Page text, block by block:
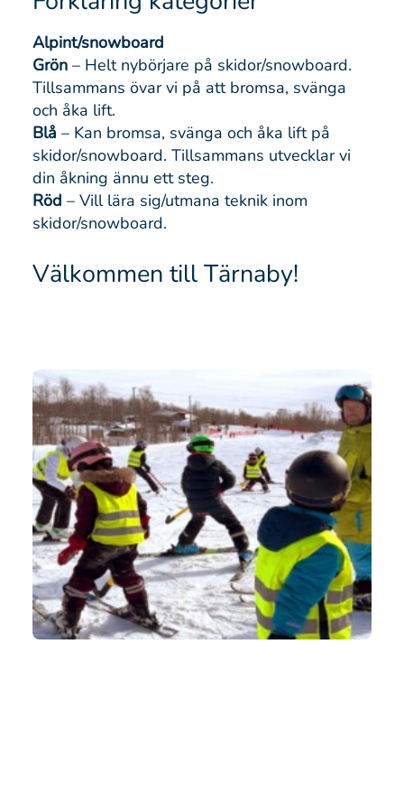
Alpint/snowboard
Grön – Helt nybörjare på skidor/snowboard.
Tillsammans övar vi på att bromsa, svänga
och åka lift.
Blå – Kan bromsa, svänga och åka lift på
skidor/snowboard. Tillsammans utvecklar vi
din åkning ännu ett steg.
Röd – Vill lära sig/utmana teknik inom
skidor/snowboard.
Välkommen till Tärnaby!